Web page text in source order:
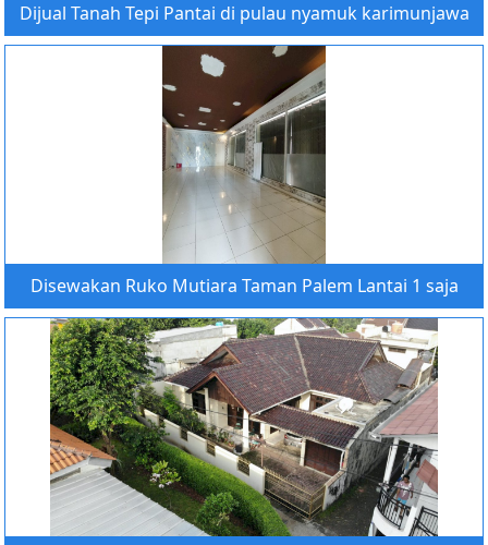
Dijual Tanah Tepi Pantai di pulau nyamuk karimunjawa
Disewakan Ruko Mutiara Taman Palem Lantai 1 saja